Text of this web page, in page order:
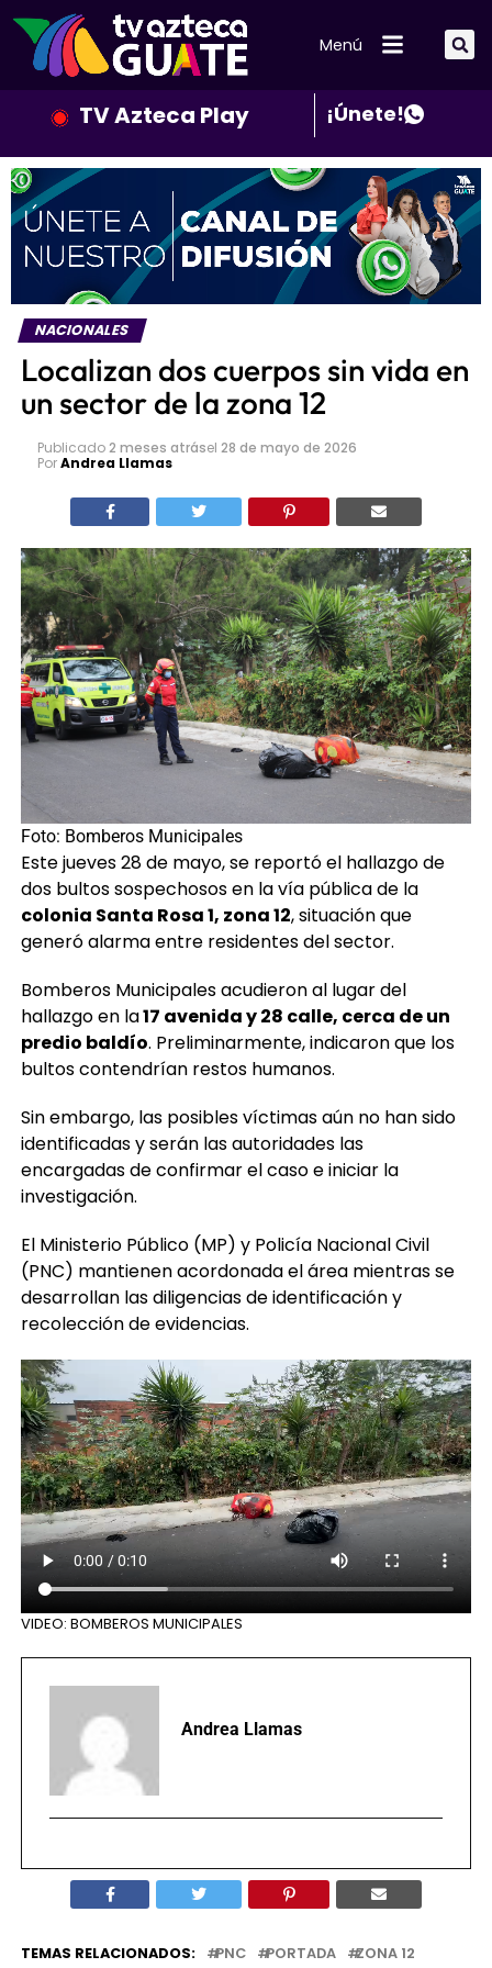
Menú
TV Azteca Play ¡Únete!
NACIONALES
Localizan dos cuerpos sin vida en
un sector de la zona 12
Publicado2 meses atrásel 28 de mayo de 2026
PorAndrea Llamas
Foto: Bomberos Municipales
Este jueves 28 de mayo, se reportó el hallazgo de
dos bultos sospechosos en la vía pública de la
colonia Santa Rosa 1, zona 12, situación que
generó alarma entre residentes del sector.
Bomberos Municipales acudieron al lugar del
hallazgo en la17 avenida y 28 calle, cerca de un
predio baldío. Preliminarmente, indicaron que los
bultos contendrían restos humanos.
Sin embargo, las posibles víctimas aún no han sido
identificadas y serán las autoridades las
encargadas de confirmar el caso e iniciar la
investigación.
El Ministerio Público (MP) y Policía Nacional Civil
(PNC) mantienen acordonada el área mientras se
desarrollan las diligencias de identificación y
recolección de evidencias.
VIDEO: BOMBEROS MUNICIPALES
Andrea Llamas
TEMAS RELACIONADOS: PNC PORTADA ZONA 12